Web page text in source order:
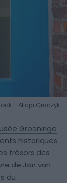
– Alicja Graczyk
Groeninge
historiques
trésors des
de Jan van
du